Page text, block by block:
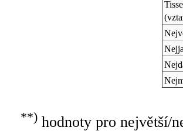
**)hodnoty pro největší/